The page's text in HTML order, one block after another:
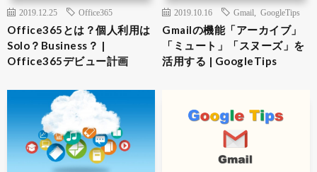
2019.12.25 Office365
Office365とは？個人利用は
Solo？Business？ |
Office365デビュー計画
2019.10.16 Gmail GoogleTips
Gmailの機能「アーカイブ」
「ミュート」「スヌーズ」を
活用する | GoogleTips